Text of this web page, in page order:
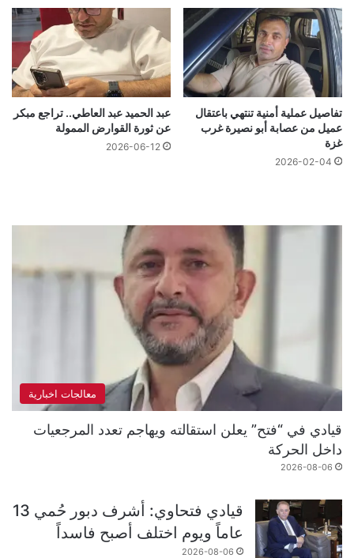
تفاصيل عملية أمنية تنتهي باعتقال
عميل من عصابة أبو نصيرة غرب
غزة
2026-02-04
عبد الحميد عبد العاطي.. تراجع مبكر
عن ثورة القوارض الممولة
2026-06-12
معالجات اخبارية
قيادي في “فتح” يعلن استقالته ويهاجم تعدد المرجعيات
داخل الحركة
2026-08-06
قيادي فتحاوي: أشرف دبور حُمي 13
عاماً ويوم اختلف أصبح فاسداً
2026-08-06